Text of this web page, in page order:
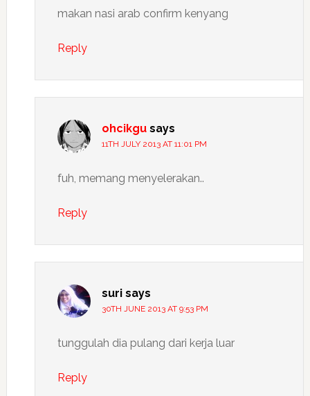
makan nasi arab confirm kenyang
Reply
ohcikgu says
11TH JULY 2013 AT 11:01 PM
fuh, memang menyelerakan..
Reply
suri says
30TH JUNE 2013 AT 9:53 PM
tunggulah dia pulang dari kerja luar
Reply